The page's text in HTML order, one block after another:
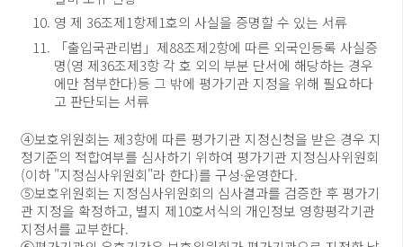
영 제 36조제1항제1호의 사실을 증명할 수 있는 서류
「출입국관리법」제88조제2항에 따른 외국인등록 사실증
명(영 제36조제3항 각 호 외의 부분 단서에 해당하는 경우
에만 첨부한다)등 그 밖에 평가기관 지정을 위해 필요하다
고 판단되는 서류
④보호위원회는 제3항에 따른 평가기관 지정신청을 받은 경우 지
정기준의 적합여부를 심사하기 위하여 평가기관 지정심사위원회
(이하 "지정심사위원회"라 한다)를 구성·운영한다.
⑤보호위원회는 지정심사위원회의 심사결과를 검증한 후 평가기
관 지정을 확정하고, 별지 제10호서식의 개인정보 영향평각기관
지정서를 교부한다.